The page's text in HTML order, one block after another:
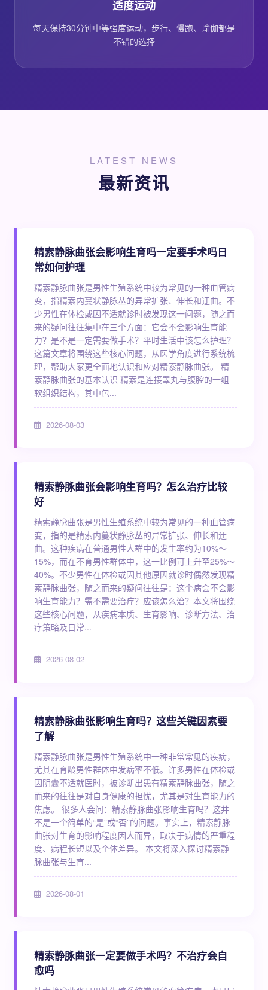
适度运动
每天保持30分钟中等强度运动，步行、慢跑、瑜伽都是
不错的选择
LATEST NEWS
最新资讯
精索静脉曲张会影响生育吗一定要手术吗日
常如何护理
精索静脉曲张是男性生殖系统中较为常见的一种血管病
变，指精索内蔓状静脉丛的异常扩张、伸长和迂曲。不
少男性在体检或因不适就诊时被发现这一问题，随之而
来的疑问往往集中在三个方面：它会不会影响生育能
力？是不是一定需要做手术？平时生活中该怎么护理？
这篇文章将围绕这些核心问题，从医学角度进行系统梳
理，帮助大家更全面地认识和应对精索静脉曲张。 精
索静脉曲张的基本认识 精索是连接睾丸与腹腔的一组
软组织结构，其中包...
2026-08-03
精索静脉曲张会影响生育吗？怎么治疗比较
好
精索静脉曲张是男性生殖系统中较为常见的一种血管病
变，指的是精索内蔓状静脉丛的异常扩张、伸长和迂
曲。这种疾病在普通男性人群中的发生率约为10%～
15%，而在不育男性群体中，这一比例可上升至25%～
40%。不少男性在体检或因其他原因就诊时偶然发现精
索静脉曲张，随之而来的疑问往往是：这个病会不会影
响生育能力？需不需要治疗？应该怎么治？本文将围绕
这些核心问题，从疾病本质、生育影响、诊断方法、治
疗策略及日常...
2026-08-02
精索静脉曲张影响生育吗？这些关键因素要
了解
精索静脉曲张是男性生殖系统中一种非常常见的疾病，
尤其在育龄男性群体中发病率不低。许多男性在体检或
因阴囊不适就医时，被诊断出患有精索静脉曲张，随之
而来的往往是对自身健康的担忧，尤其是对生育能力的
焦虑。 很多人会问：精索静脉曲张影响生育吗？这并
不是一个简单的“是”或“否”的问题。事实上，精索静脉
曲张对生育的影响程度因人而异，取决于病情的严重程
度、病程长短以及个体差异。 本文将深入探讨精索静
脉曲张与生育...
2026-08-01
精索静脉曲张一定要做手术吗？不治疗会自
愈吗